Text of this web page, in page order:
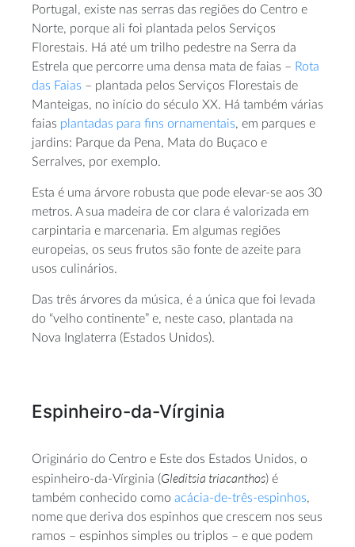
Portugal, existe nas serras das regiões do Centro e
Norte, porque ali foi plantada pelos Serviços
Florestais. Há até um trilho pedestre na Serra da
Estrela que percorre uma densa mata de faias – Rota
das Faias – plantada pelos Serviços Florestais de
Manteigas, no início do século XX. Há também várias
faias plantadas para fins ornamentais, em parques e
jardins: Parque da Pena, Mata do Buçaco e
Serralves, por exemplo.
Esta é uma árvore robusta que pode elevar-se aos 30
metros. A sua madeira de cor clara é valorizada em
carpintaria e marcenaria. Em algumas regiões
europeias, os seus frutos são fonte de azeite para
usos culinários.
Das três árvores da música, é a única que foi levada
do “velho continente” e, neste caso, plantada na
Nova Inglaterra (Estados Unidos).
Espinheiro-da-Vírginia
Originário do Centro e Este dos Estados Unidos, o
espinheiro-da-Vírginia (Gleditsia triacanthos) é
também conhecido como acácia-de-três-espinhos,
nome que deriva dos espinhos que crescem nos seus
ramos – espinhos simples ou triplos – e que podem